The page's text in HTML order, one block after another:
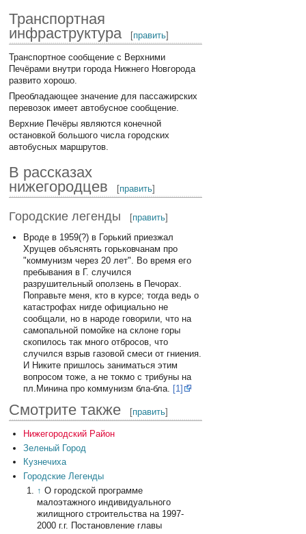
Транспортная
инфраструктура
[править]
Транспортное сообщение с Верхними
Печёрами внутри города Нижнего Новгорода
развито хорошо.
Преобладающее значение для пассажирских
перевозок имеет автобусное сообщение.
Верхние Печёры являются конечной
остановкой большого числа городских
автобусных маршрутов.
В рассказах
нижегородцев
[править]
Городские легенды [править]
Вроде в 1959(?) в Горький приезжал
Хрущев объяснять горьковчанам про
"коммунизм через 20 лет". Во время его
пребывания в Г. случился
разрушительный оползень в Печорах.
Поправьте меня, кто в курсе; тогда ведь о
катастрофах нигде официально не
сообщали, но в народе говорили, что на
самопальной помойке на склоне горы
скопилось так много отбросов, что
случился взрыв газовой смеси от гниения.
И Никите пришлось заниматься этим
вопросом тоже, а не токмо с трибуны на
пл.Минина про коммунизм бла-бла. [1]
Смотрите также [править]
Нижегородский Район
Зеленый Город
Кузнечиха
Городские Легенды
↑ О городской программе
малоэтажного индивидуального
жилищного строительства на 1997-
2000 г.г. Постановление главы